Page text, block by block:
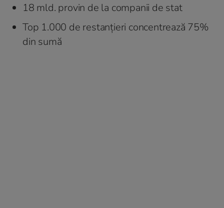
18 mld. provin de la companii de stat
Top 1.000 de restanțieri concentrează 75%
din sumă